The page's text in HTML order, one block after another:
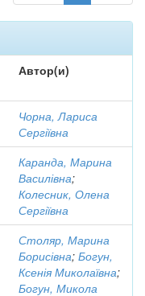
Автор(и)
Чорна, Лариса
Сергіївна
Каранда, Марина
Василівна;
Колесник, Олена
Сергіївна
Столяр, Марина
Борисівна; Богун,
Ксенія Миколаївна;
Богун, Микола